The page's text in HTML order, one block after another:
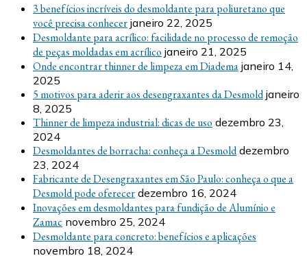
3 benefícios incríveis do desmoldante para poliuretano que
você precisa conhecer janeiro 22, 2025
Desmoldante para acrílico: facilidade no processo de remoção
de peças moldadas em acrílico janeiro 21, 2025
Onde encontrar thinner de limpeza em Diadema janeiro 14,
2025
5 motivos para aderir aos desengraxantes da Desmold janeiro
8, 2025
Thinner de limpeza industrial: dicas de uso dezembro 23,
2024
Desmoldantes de borracha: conheça a Desmold dezembro
23, 2024
Fabricante de Desengraxantes em São Paulo: conheça o que a
Desmold pode oferecer dezembro 16, 2024
Inovações em desmoldantes para fundição de Alumínio e
Zamac novembro 25, 2024
Desmoldante para concreto: benefícios e aplicações
novembro 18, 2024